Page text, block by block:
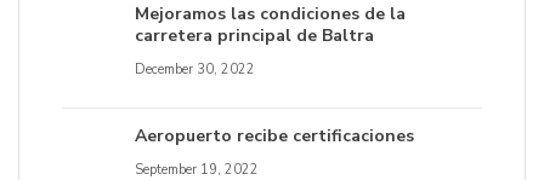
Mejoramos las condiciones de la
carretera principal de Baltra
December 30, 2022
Aeropuerto recibe certificaciones
September 19, 2022